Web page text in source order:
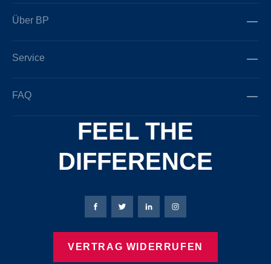
Über BP
Service
FAQ
FEEL THE
DIFFERENCE
Bierbaum-Proenen Facebook-Seite
Bierbaum-Proenen Twitter Seite
Bierbaum-Proenen LinkedIn
Bierbaum-Proenen
VERTRAG WIDERRUFEN